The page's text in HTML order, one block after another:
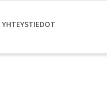
YHTEYSTIEDOT